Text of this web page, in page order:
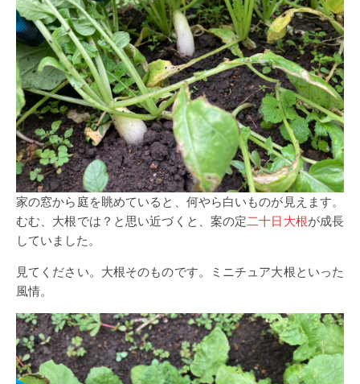
家の窓から庭を眺めていると、何やら白いものが見えます。
むむ、大根では？と思い近づくと、案の定二十日大根が成長
していました。
見てください。大根そのものです。ミニチュア大根といった
風情。